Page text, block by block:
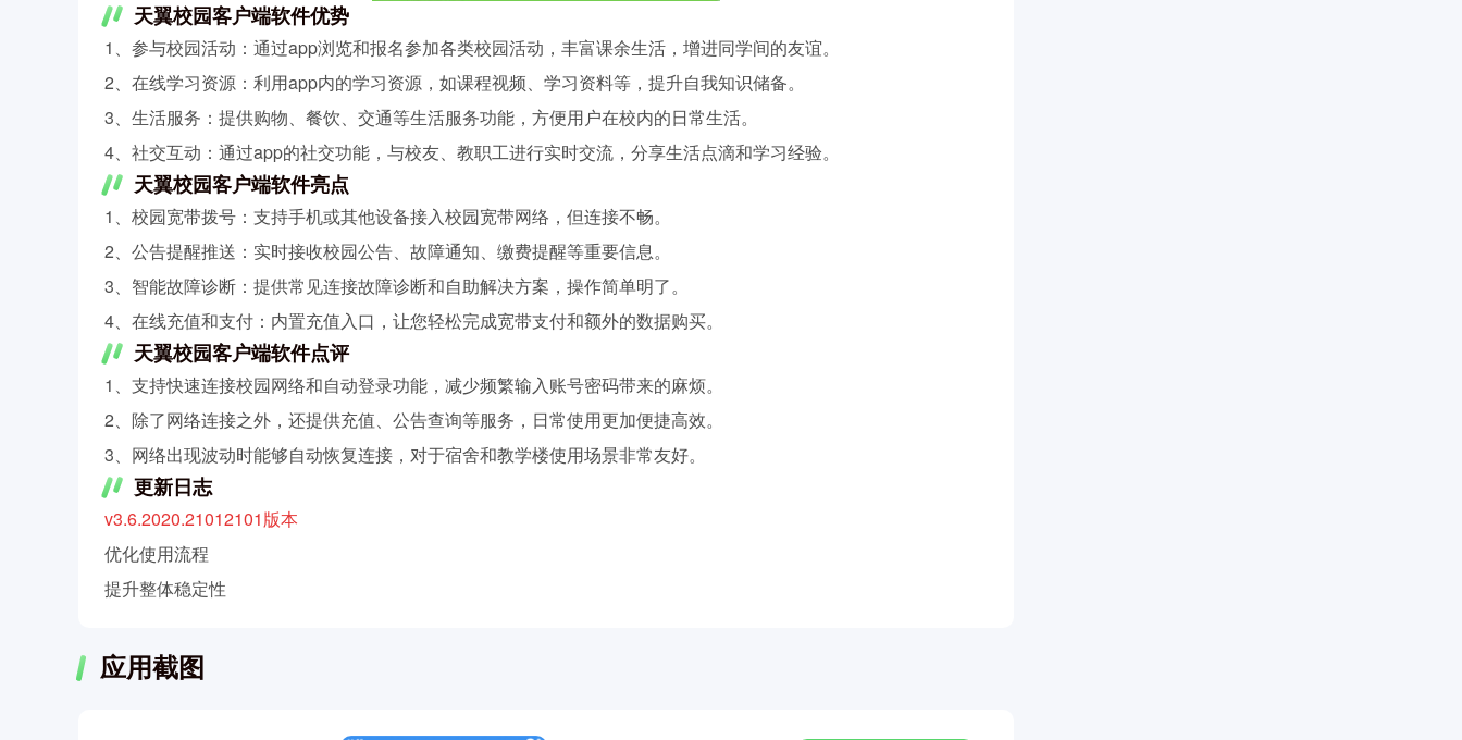
天翼校园客户端软件优势
1、参与校园活动：通过app浏览和报名参加各类校园活动，丰富课余生活，增进同学间的友谊。
2、在线学习资源：利用app内的学习资源，如课程视频、学习资料等，提升自我知识储备。
3、生活服务：提供购物、餐饮、交通等生活服务功能，方便用户在校内的日常生活。
4、社交互动：通过app的社交功能，与校友、教职工进行实时交流，分享生活点滴和学习经验。
天翼校园客户端软件亮点
1、校园宽带拨号：支持手机或其他设备接入校园宽带网络，但连接不畅。
2、公告提醒推送：实时接收校园公告、故障通知、缴费提醒等重要信息。
3、智能故障诊断：提供常见连接故障诊断和自助解决方案，操作简单明了。
4、在线充值和支付：内置充值入口，让您轻松完成宽带支付和额外的数据购买。
天翼校园客户端软件点评
1、支持快速连接校园网络和自动登录功能，减少频繁输入账号密码带来的麻烦。
2、除了网络连接之外，还提供充值、公告查询等服务，日常使用更加便捷高效。
3、网络出现波动时能够自动恢复连接，对于宿舍和教学楼使用场景非常友好。
更新日志
v3.6.2020.21012101版本
优化使用流程
提升整体稳定性
应用截图